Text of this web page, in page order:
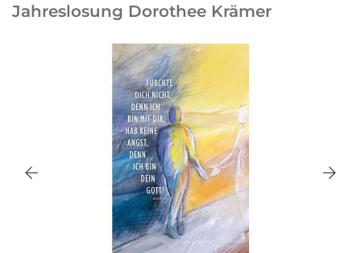
Jahreslosung Dorothee Krämer